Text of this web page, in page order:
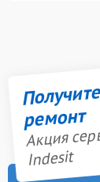
ремонт
Акция
Indesit